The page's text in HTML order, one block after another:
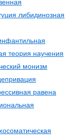
либидинозная
теория научения
монизм
равена